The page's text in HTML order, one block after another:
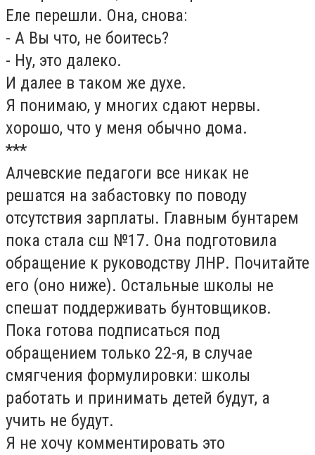
Еле перешли. Она, снова:
- А Вы что, не боитесь?
- Ну, это далеко.
И далее в таком же духе.
Я понимаю, у многих сдают нервы.
хорошо, что у меня обычно дома.
***
Алчевские педагоги все никак не
решатся на забастовку по поводу
отсутствия зарплаты. Главным бунтарем
пока стала сш №17. Она подготовила
обращение к руководству ЛНР. Почитайте
его (оно ниже). Остальные школы не
спешат поддерживать бунтовщиков.
Пока готова подписаться под
обращением только 22-я, в случае
смягчения формулировки: школы
работать и принимать детей будут, а
учить не будут.
Я не хочу комментировать это